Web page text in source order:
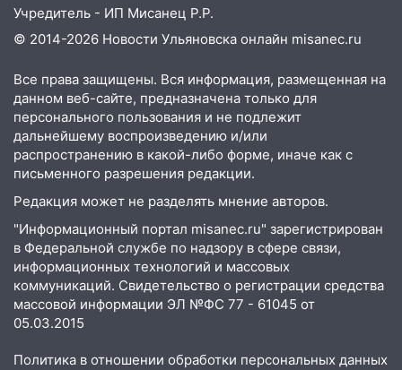
11:38 В Госдуме предложили отменить
ЕГЭ с 2027 года
нарушителей на контейнерных
площадках
11:20 Ульяновская шахматистка
Валерия Клейменова выиграла два
золота в составе сборной мира
11:16
В Ульяновске открыли памятную
доску декабристу Кондратию Рылееву
10:40 В Ульяновске спасатели ночью
нашли потерявшегося в заброшенных
садах 79-летнего мужчину
10:26 На нескольких улицах Ульяновска
временно отключили холодную воду
Учредитель - ИП Мисанец Р.Р.
© 2014-2026 Новости Ульяновска онлайн misanec.ru
Все права защищены. Вся информация, размещенная на
данном веб-сайте, предназначена только для
персонального пользования и не подлежит
дальнейшему воспроизведению и/или
распространению в какой-либо форме, иначе как с
письменного разрешения редакции.
Редакция может не разделять мнение авторов.
"Информационный портал misanec.ru" зарегистрирован
в Федеральной службе по надзору в сфере связи,
информационных технологий и массовых
коммуникаций. Свидетельство о регистрации средства
массовой информации ЭЛ №ФС 77 - 61045 от
05.03.2015
Политика в отношении обработки персональных данных